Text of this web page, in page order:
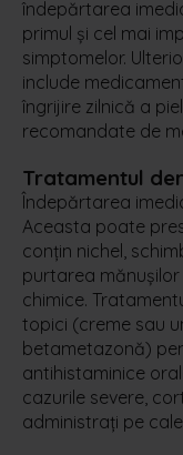
îndepărtarea
primul și cel mai
simptomelor.
include
îngrijire zilnică a
recomandate de
Tratamentul
Îndepărtarea
Aceasta poate
conțin nichel,
purtarea
chimice.
topici (creme sau
betametazonă)
antihistaminice
cazurile severe,
administrați pe